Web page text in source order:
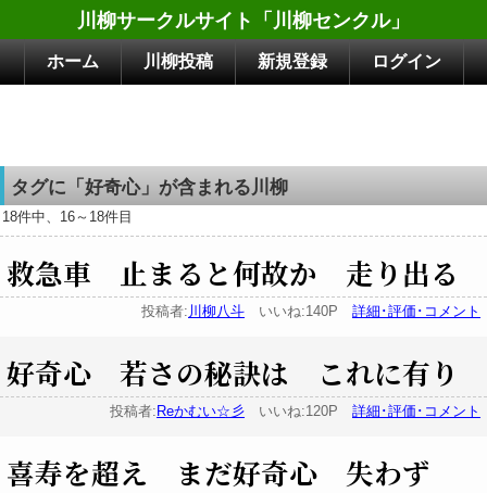
川柳サークルサイト「川柳センクル」
ホーム 川柳投稿 新規登録 ログイン
タグに「好奇心」が含まれる川柳
18件中、16～18件目
救急車 止まると何故か 走り出る
投稿者: 川柳八斗 いいね:140P 詳細･評価･コメント
好奇心 若さの秘訣は これに有り
投稿者: Reかむい☆彡 いいね:120P 詳細･評価･コメント
喜寿を超え まだ好奇心 失わず